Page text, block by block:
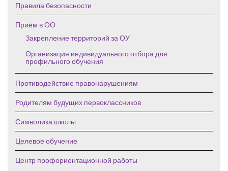
Правила безопасности
Приём в ОО
Закрепление территорий за ОУ
Организация индивидуального отбора для
профильного обучения
Противодействие правонарушениям
Родителям будущих первоклассников
Символика школы
Целевое обучение
Центр профориентационной работы